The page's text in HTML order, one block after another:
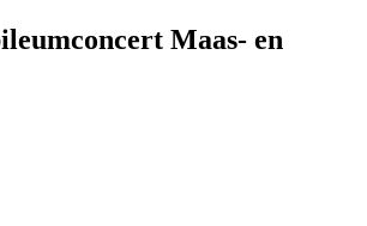
Maas- en